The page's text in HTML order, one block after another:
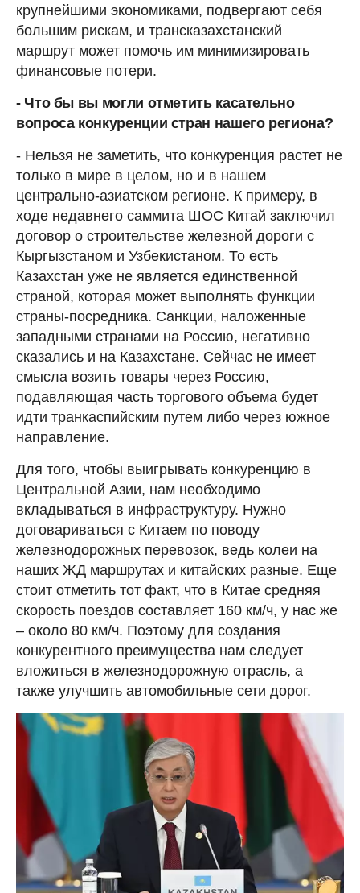
крупнейшими экономиками, подвергают себя
большим рискам, и трансказахстанский
маршрут может помочь им минимизировать
финансовые потери.
- Что бы вы могли отметить касательно
вопроса конкуренции стран нашего региона?
- Нельзя не заметить, что конкуренция растет не
только в мире в целом, но и в нашем
центрально-азиатском регионе. К примеру, в
ходе недавнего саммита ШОС Китай заключил
договор о строительстве железной дороги с
Кыргызстаном и Узбекистаном. То есть
Казахстан уже не является единственной
страной, которая может выполнять функции
страны-посредника. Санкции, наложенные
западными странами на Россию, негативно
сказались и на Казахстане. Сейчас не имеет
смысла возить товары через Россию,
подавляющая часть торгового объема будет
идти транкаспийским путем либо через южное
направление.
Для того, чтобы выигрывать конкуренцию в
Центральной Азии, нам необходимо
вкладываться в инфраструктуру. Нужно
договариваться с Китаем по поводу
железнодорожных перевозок, ведь колеи на
наших ЖД маршрутах и китайских разные. Еще
стоит отметить тот факт, что в Китае средняя
скорость поездов составляет 160 км/ч, у нас же
– около 80 км/ч. Поэтому для создания
конкурентного преимущества нам следует
вложиться в железнодорожную отрасль, а
также улучшить автомобильные сети дорог.